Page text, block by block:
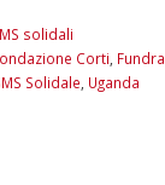
solidali
Corti
Solidale Uganda